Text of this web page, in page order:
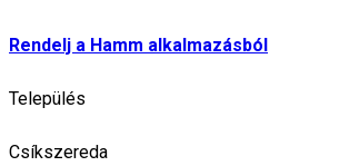
Rendelj a Hamm alkalmazásból
Település
Csíkszereda